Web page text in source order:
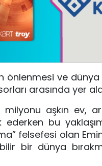
önlenmesi ve dünya
arasında yer
milyonu aşkın ev,
bu
felsefesi olan
bir dünya